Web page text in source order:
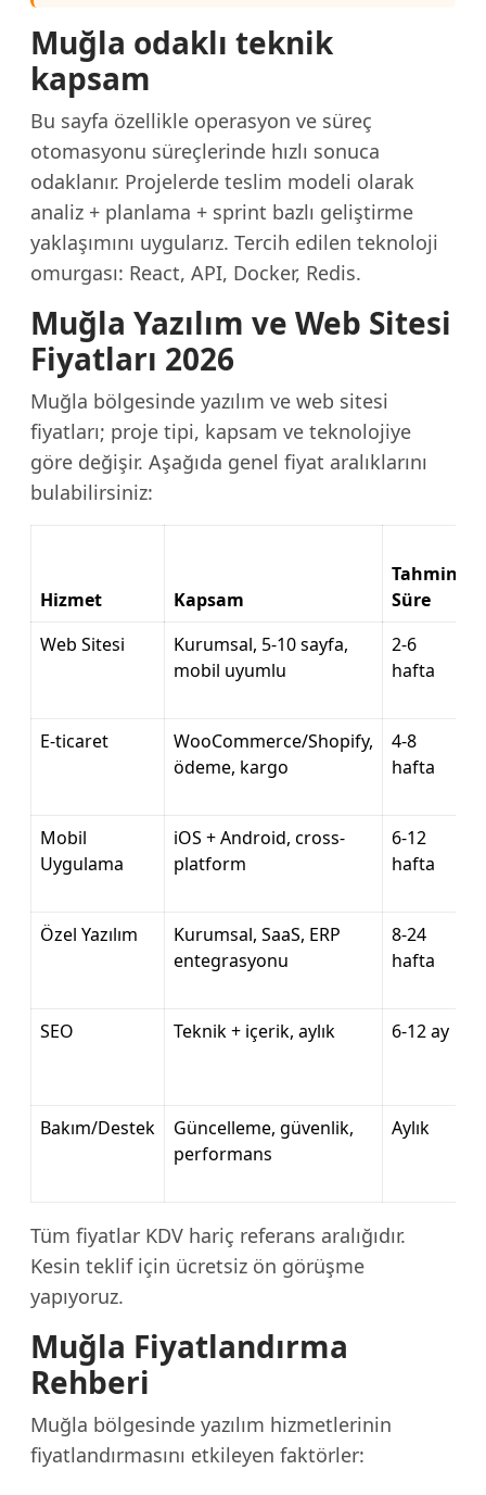
Muğla odaklı teknik
kapsam
Bu sayfa özellikle operasyon ve süreç
otomasyonu süreçlerinde hızlı sonuca
odaklanır. Projelerde teslim modeli olarak
analiz + planlama + sprint bazlı geliştirme
yaklaşımını uygularız. Tercih edilen teknoloji
omurgası: React, API, Docker, Redis.
Muğla Yazılım ve Web Sitesi
Fiyatları 2026
Muğla bölgesinde yazılım ve web sitesi
fiyatları; proje tipi, kapsam ve teknolojiye
göre değişir. Aşağıda genel fiyat aralıklarını
bulabilirsiniz:
Hizmet Kapsam
Tahmini
Süre
Web Sitesi
Kurumsal, 5-10 sayfa,
mobil uyumlu
2-6
hafta
E-ticaret
WooCommerce/Shopify,
ödeme, kargo
4-8
hafta
Mobil
Uygulama
iOS + Android, cross-
platform
6-12
hafta
Özel Yazılım
Kurumsal, SaaS, ERP
entegrasyonu
8-24
hafta
SEO
Teknik + içerik, aylık 6-12 ay
Bakım/Destek
Güncelleme, güvenlik,
performans
Aylık
Tüm fiyatlar KDV hariç referans aralığıdır.
Kesin teklif için ücretsiz ön görüşme
yapıyoruz.
Muğla Fiyatlandırma
Rehberi
Muğla bölgesinde yazılım hizmetlerinin
fiyatlandırmasını etkileyen faktörler: